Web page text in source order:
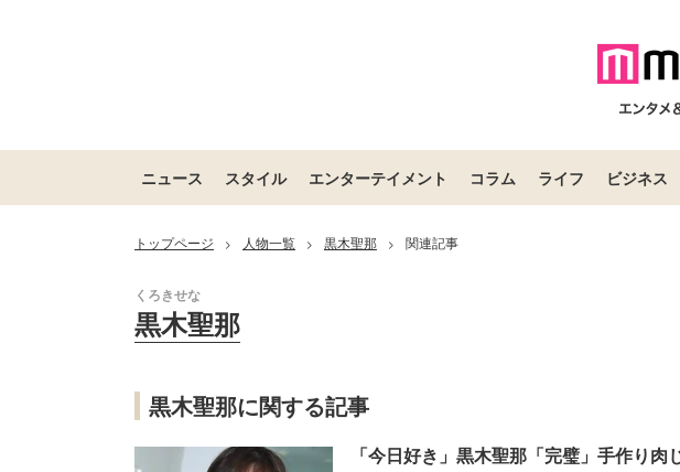
ニュース スタイル エンターテイメント コラム ライフ ビジネス
トップページ > 人物一覧 > 黒木聖那 > 関連記事
黒木聖那
黒木聖那に関する記事
「今日好き」黒木聖那「完璧」手作り